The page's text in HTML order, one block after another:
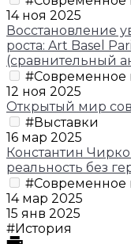
14 ноя 2025
Восстановление
роста: Art Basel
(сравнительный
#Современное
12 ноя 2025
Открытый мир
#Выставки
16 мар 2025
Константин
реальность без
#Современное
14 мар 2025
15 янв 2025
#История